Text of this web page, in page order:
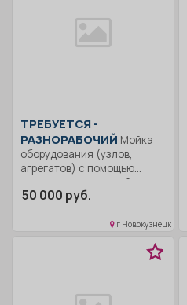
ТРЕБУЕТСЯ -
РАЗНОРАБОЧИЙ
оборудования (узлов,
агрегатов) с помощью
специализированной
моечной техники.....
50 000 руб.
г Новокузнецк